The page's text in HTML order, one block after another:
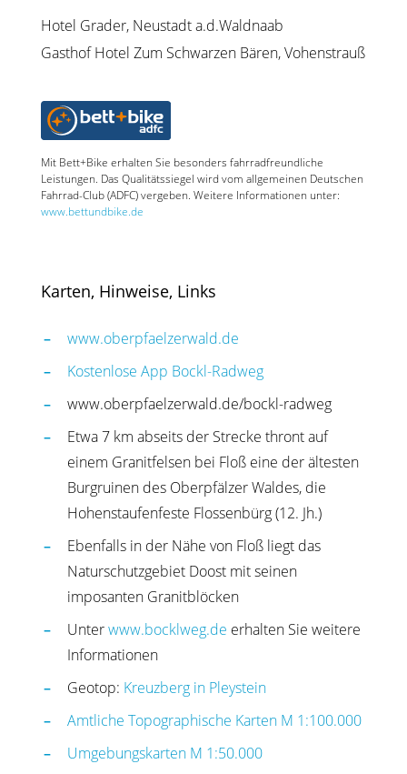
Hotel Grader, Neustadt a.d.Waldnaab
Gasthof Hotel Zum Schwarzen Bären, Vohenstrauß
Mit Bett+Bike erhalten Sie besonders fahrradfreundliche
Leistungen. Das Qualitätssiegel wird vom allgemeinen Deutschen
Fahrrad-Club (ADFC) vergeben. Weitere Informationen unter:
www.bettundbike.de
Karten, Hinweise, Links
www.oberpfaelzerwald.de
Kostenlose App Bockl-Radweg
www.oberpfaelzerwald.de/bockl-radweg
Etwa 7 km abseits der Strecke thront auf
einem Granitfelsen bei Floß eine der ältesten
Burgruinen des Oberpfälzer Waldes, die
Hohenstaufenfeste Flossenbürg (12. Jh.)
Ebenfalls in der Nähe von Floß liegt das
Naturschutzgebiet Doost mit seinen
imposanten Granitblöcken
Unterwww.bocklweg.de erhalten Sie weitere
Informationen
Geotop: Kreuzberg in Pleystein
Amtliche Topographische Karten M 1:100.000
Umgebungskarten M 1:50.000